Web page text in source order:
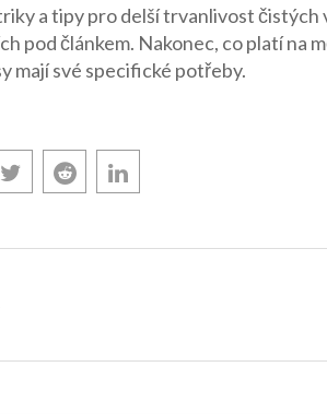
a tipy pro delší trvanlivost čistých
pod článkem. Nakonec, co platí na
mají své specifické potřeby.